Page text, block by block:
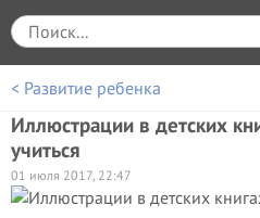
< Развитие ребенка
Иллюстрации в детских
учиться
01 июля 2017, 22:47